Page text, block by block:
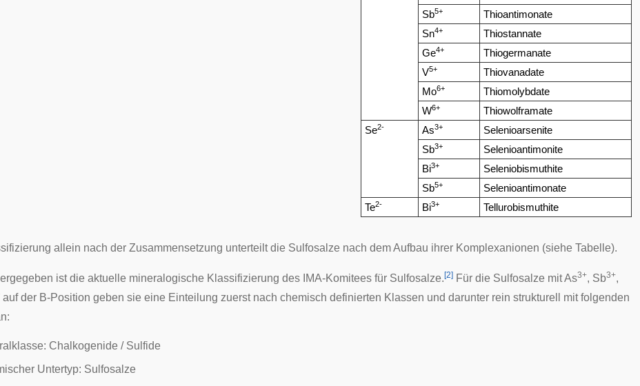
Sb5+
Thioantimonate
Sn4+
Thiostannate
Ge4+
Thiogermanate
V5+
Thiovanadate
Mo6+
Thiomolybdate
W6+
Thiowolframate
Se2- As3+
Selenioarsenite
Sb3+
Selenioantimonite
Bi3+
Seleniobismuthite
Sb5+
Selenioantimonate
Te2- Bi3+ Tellurobismuthite
allein nach der Zusammensetzung unterteilt die Sulfosalze nach dem Aufbau ihrer Komplexanionen (siehe Tabelle).
ist die aktuelle mineralogische Klassifizierung des IMA-Komitees für Sulfosalze. [2] Für die Sulfosalze mit As3+, Sb3+,
auf der B-Position geben sie eine Einteilung zuerst nach chemisch definierten Klassen und darunter rein strukturell mit folgenden
: Chalkogenide / Sulfide
Untertyp: Sulfosalze